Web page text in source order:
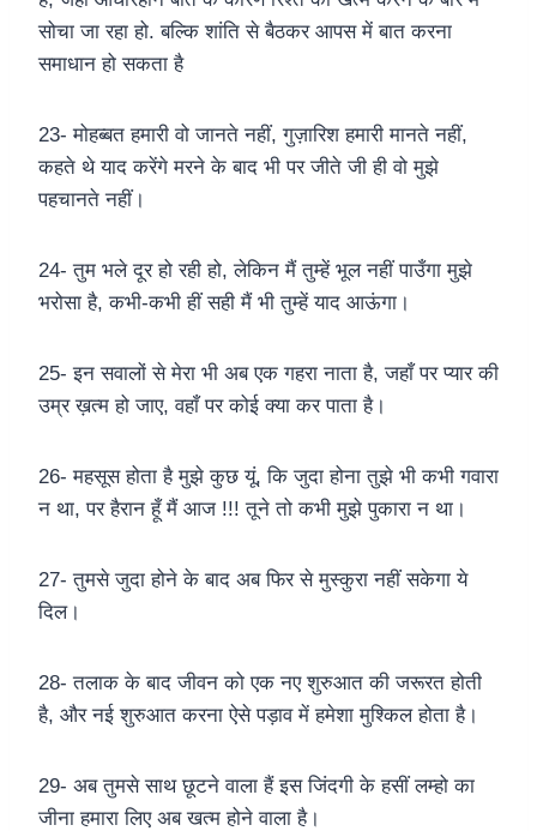
सोचा जा रहा हो. बल्कि शांति से बैठकर आपस में बात करना
समाधान हो सकता है
23- मोहब्बत हमारी वो जानते नहीं, गुज़ारिश हमारी मानते नहीं,
कहते थे याद करेंगे मरने के बाद भी पर जीते जी ही वो मुझे
पहचानते नहीं।
24- तुम भले दूर हो रही हो, लेकिन मैं तुम्हें भूल नहीं पाउँगा मुझे
भरोसा है, कभी-कभी हीं सही मैं भी तुम्हें याद आऊंगा।
25- इन सवालों से मेरा भी अब एक गहरा नाता है, जहाँ पर प्यार की
उम्र ख़त्म हो जाए, वहाँ पर कोई क्या कर पाता है।
26- महसूस होता है मुझे कुछ यूं, कि जुदा होना तुझे भी कभी गवारा
न था, पर हैरान हूँ मैं आज !!! तूने तो कभी मुझे पुकारा न था।
27- तुमसे जुदा होने के बाद अब फिर से मुस्कुरा नहीं सकेगा ये
दिल।
28- तलाक के बाद जीवन को एक नए शुरुआत की जरूरत होती
है, और नई शुरुआत करना ऐसे पड़ाव में हमेशा मुश्किल होता है।
29- अब तुमसे साथ छूटने वाला हैं इस जिंदगी के हसीं लम्हो का
जीना हमारा लिए अब खत्म होने वाला है।